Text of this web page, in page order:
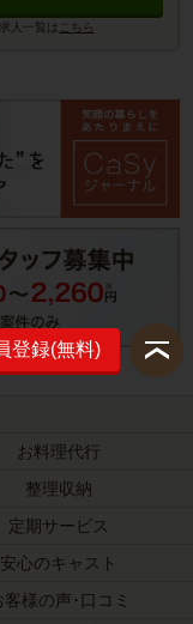
人一覧は こちら
登録(無料)
お料理代行
整理収納
定期サービス
安心のキャスト
客様の声･口コミ